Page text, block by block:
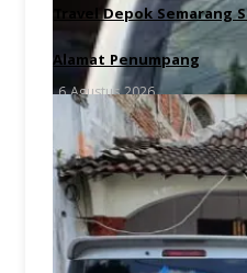
Travel Depok Semarang
Alamat Penumpang
6 Agustus 2026